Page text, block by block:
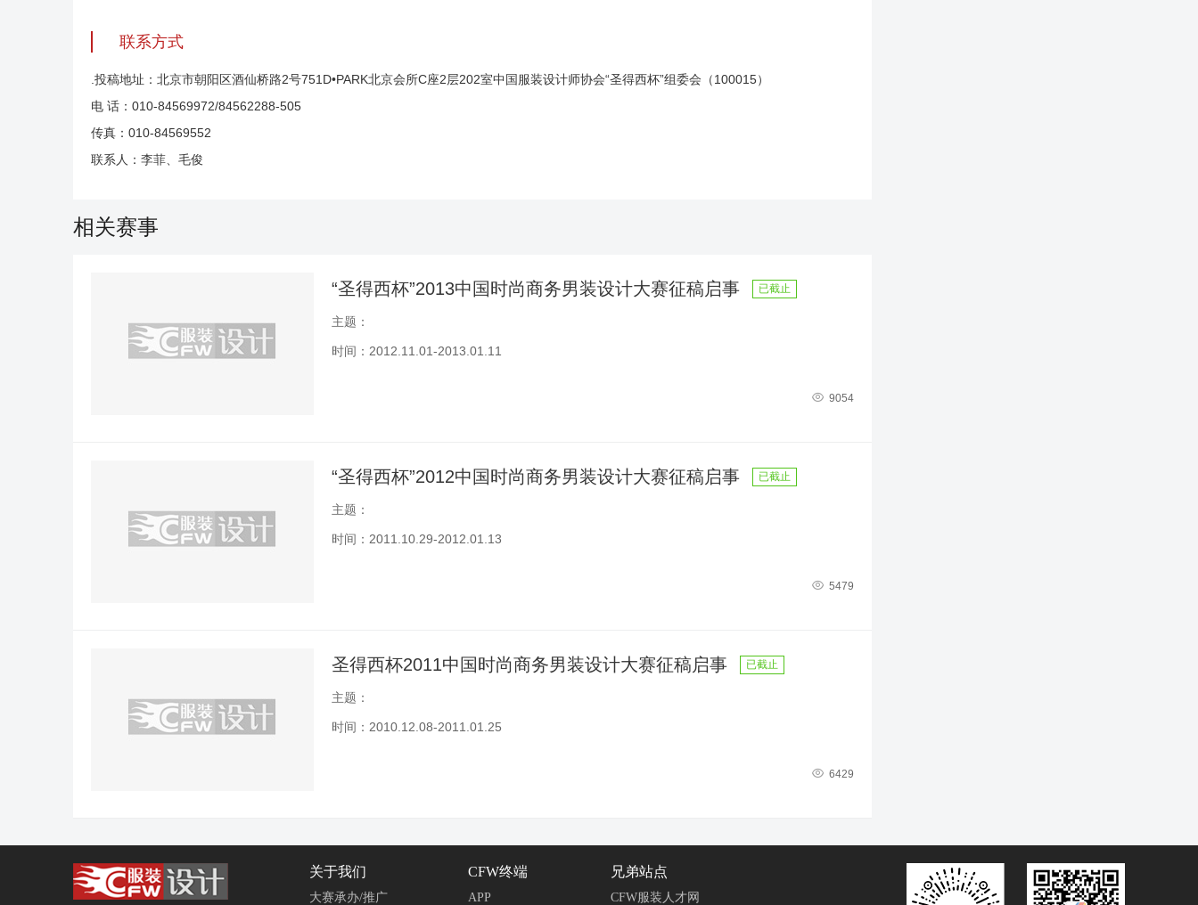
联系方式
.投稿地址：北京市朝阳区酒仙桥路2号751D•PARK北京会所C座2层202室中国服装设计师协会“圣得西杯”组委会（100015）
电 话：010-84569972/84562288-505
传真：010-84569552
联系人：李菲、毛俊
相关赛事
“圣得西杯”2013中国时尚商务男装设计大赛征稿启事 已截止
主题：
时间：2012.11.01-2013.01.11
 9054
“圣得西杯”2012中国时尚商务男装设计大赛征稿启事 已截止
主题：
时间：2011.10.29-2012.01.13
 5479
圣得西杯2011中国时尚商务男装设计大赛征稿启事 已截止
主题：
时间：2010.12.08-2011.01.25
 6429
关于我们
大赛承办/推广
CFW终端
APP
兄弟站点
CFW服装人才网